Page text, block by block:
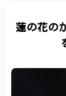
蓮の花の